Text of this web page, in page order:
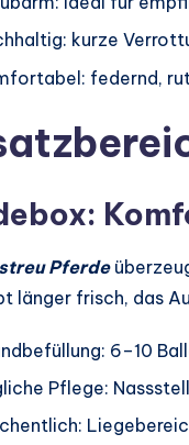
kurze
federnd,
Pferde
länger frisch, das
6–10
Pflege: